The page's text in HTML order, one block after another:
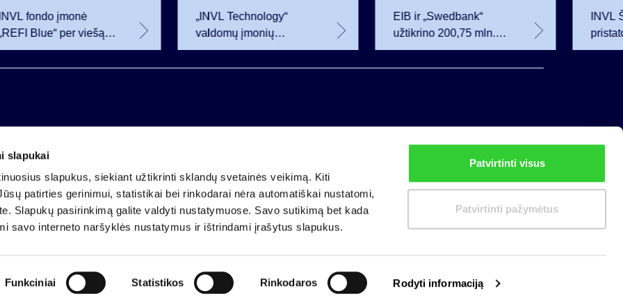
slapukai
slapukus, siekiant užtikrinti sklandų svetainės veikimą. Kiti
patirties gerinimui, statistikai bei rinkodarai nėra automatiškai nustatomi,
Slapukų pasirinkimą galite valdyti nustatymuose. Savo sutikimą bet kada
savo interneto naršyklės nustatymus ir ištrindami įrašytus slapukus.
Funkciniai Statistikos Rinkodaros Rodyti informaciją
Patvirtinti visus
Patvirtinti pažymėtus
INVL fondo įmonė
Blue“ per viešą
emisiją
12 mln. eurų –
„INVL Technology“
valdomų įmonių
darbuotojai realizavo
opcionus ir tapo
EIB ir „Swedbank“
užtikrino 200,75 mln.
eurų finansavimą
Rūdninkų karinio
INVL
Įmonės kodas 121304349
PVM mokėtojo kodas LT213043414
Įregistruota VĮ Registrų centras
A.s. LT25 4010 0424 0124 2013
Privatumo politika
Slapukų politika
Dalyvavimas organizacijose: